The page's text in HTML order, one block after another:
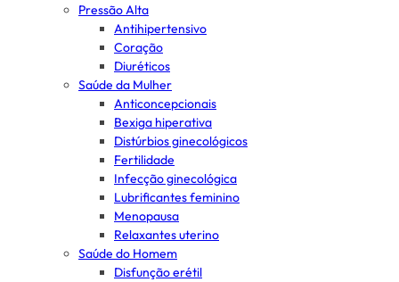
Pressão Alta
Antihipertensivo
Coração
Diuréticos
Saúde da Mulher
Anticoncepcionais
Bexiga hiperativa
Distúrbios ginecológicos
Fertilidade
Infecção ginecológica
Lubrificantes feminino
Menopausa
Relaxantes uterino
Saúde do Homem
Disfunção erétil